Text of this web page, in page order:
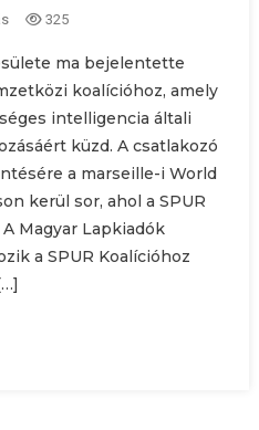
325
ma bejelentette
koalícióhoz, amely
intelligencia általi
küzd. A csatlakozó
a marseille-i World
kerül sor, ahol a SPUR
Magyar Lapkiadók
a SPUR Koalícióhoz